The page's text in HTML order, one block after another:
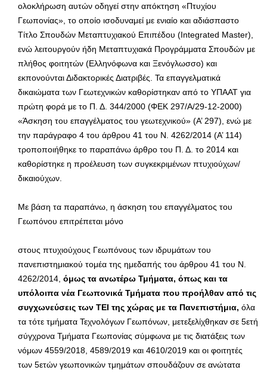
ολοκλήρωση αυτών οδηγεί στην απόκτηση «Πτυχίου
Γεωπονίας», το οποίο ισοδυναμεί με ενιαίο και αδιάσπαστο
Τίτλο Σπουδών Μεταπτυχιακού Επιπέδου (Integrated Master),
ενώ λειτουργούν ήδη Μεταπτυχιακά Προγράμματα Σπουδών με
πλήθος φοιτητών (Ελληνόφωνα και Ξενόγλωσσο) και
εκπονούνται Διδακτορικές Διατριβές. Τα επαγγελματικά
δικαιώματα των Γεωτεχνικών καθορίστηκαν από το ΥΠΑΑΤ για
πρώτη φορά με το Π. Δ. 344/2000 (ΦΕΚ 297/Α/29-12-2000)
«Άσκηση του επαγγέλματος του γεωτεχνικού» (Α’ 297), ενώ με
την παράγραφο 4 του άρθρου 41 του Ν. 4262/2014 (Α’ 114)
τροποποιήθηκε το παραπάνω άρθρο του Π. Δ. το 2014 και
καθορίστηκε η προέλευση των συγκεκριμένων πτυχιούχων/
δικαιούχων.
Με βάση τα παραπάνω, η άσκηση του επαγγέλματος του
Γεωπόνου επιτρέπεται μόνο
στους πτυχιούχους Γεωπόνους των ιδρυμάτων του
πανεπιστημιακού τομέα της ημεδαπής του άρθρου 41 του Ν.
4262/2014, όμως τα ανωτέρω Τμήματα, όπως και τα
υπόλοιπα νέα Γεωπονικά Τμήματα που προήλθαν από τις
συγχωνεύσεις των ΤΕΙ της χώρας με τα Πανεπιστήμια, όλα
τα τότε τμήματα Τεχνολόγων Γεωπόνων, μετεξελίχθηκαν σε 5ετή
σύγχρονα Τμήματα Γεωπονίας σύμφωνα με τις διατάξεις των
νόμων 4559/2018, 4589/2019 και 4610/2019 και οι φοιτητές
των 5ετών γεωπονικών τμημάτων σπουδάζουν σε ανώτατα